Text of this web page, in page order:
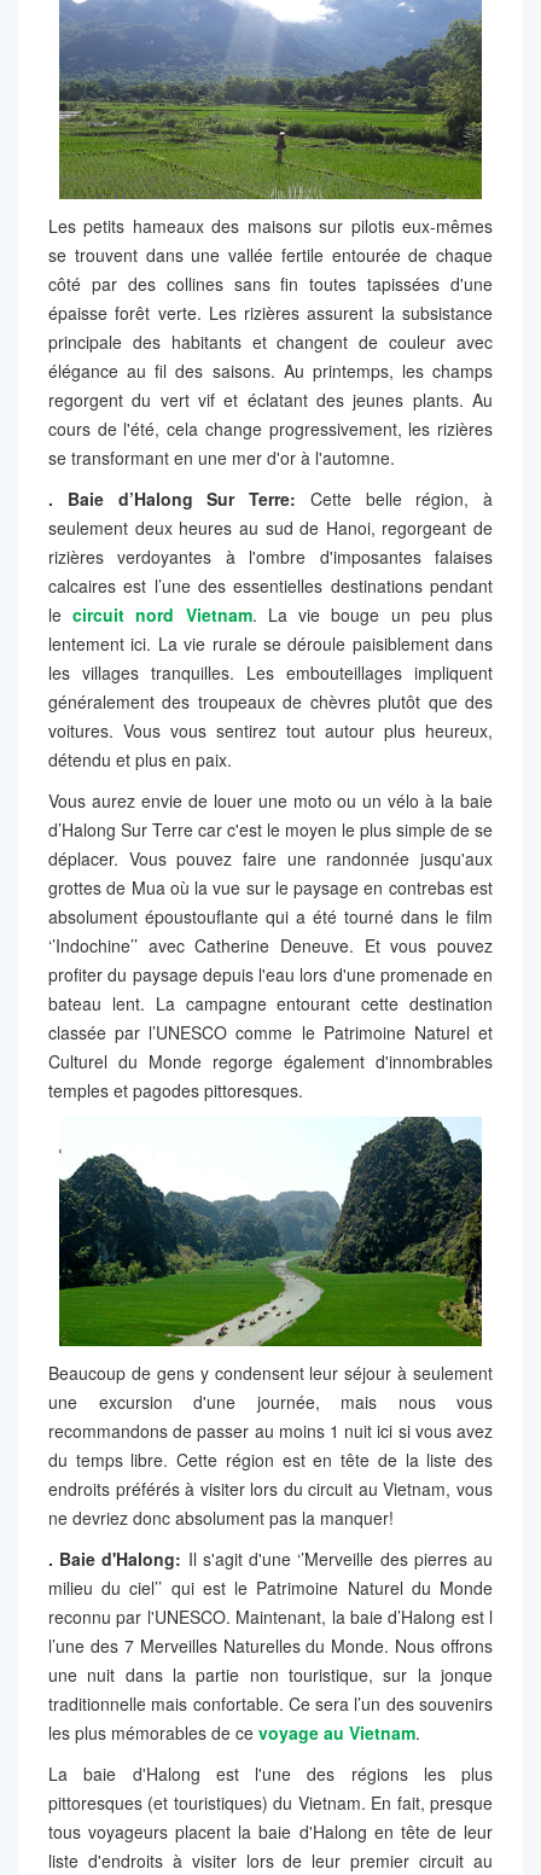
Les petits hameaux des maisons sur pilotis eux-mêmes
se trouvent dans une vallée fertile entourée de chaque
côté par des collines sans fin toutes tapissées d'une
épaisse forêt verte. Les rizières assurent la subsistance
principale des habitants et changent de couleur avec
élégance au fil des saisons. Au printemps, les champs
regorgent du vert vif et éclatant des jeunes plants. Au
cours de l'été, cela change progressivement, les rizières
se transformant en une mer d'or à l'automne.
. Baie d’Halong Sur Terre: Cette belle région, à
seulement deux heures au sud de Hanoi, regorgeant de
rizières verdoyantes à l'ombre d'imposantes falaises
calcaires est l’une des essentielles destinations pendant
lecircuit nord Vietnam. La vie bouge un peu plus
lentement ici. La vie rurale se déroule paisiblement dans
les villages tranquilles. Les embouteillages impliquent
généralement des troupeaux de chèvres plutôt que des
voitures. Vous vous sentirez tout autour plus heureux,
détendu et plus en paix.
Vous aurez envie de louer une moto ou un vélo à la baie
d’Halong Sur Terre car c'est le moyen le plus simple de se
déplacer. Vous pouvez faire une randonnée jusqu'aux
grottes de Mua où la vue sur le paysage en contrebas est
absolument époustouflante qui a été tourné dans le film
‘’Indochine’’ avec Catherine Deneuve. Et vous pouvez
profiter du paysage depuis l'eau lors d'une promenade en
bateau lent. La campagne entourant cette destination
classée par l’UNESCO comme le Patrimoine Naturel et
Culturel du Monde regorge également d'innombrables
temples et pagodes pittoresques.
Beaucoup de gens y condensent leur séjour à seulement
une excursion d'une journée, mais nous vous
recommandons de passer au moins 1 nuit ici si vous avez
du temps libre. Cette région est en tête de la liste des
endroits préférés à visiter lors du circuit au Vietnam, vous
ne devriez donc absolument pas la manquer!
. Baie d'Halong: Il s'agit d'une ‘’Merveille des pierres au
milieu du ciel’’ qui est le Patrimoine Naturel du Monde
reconnu par l'UNESCO. Maintenant, la baie d’Halong est l
l’une des 7 Merveilles Naturelles du Monde. Nous offrons
une nuit dans la partie non touristique, sur la jonque
traditionnelle mais confortable. Ce sera l’un des souvenirs
les plus mémorables de ce voyage au Vietnam.
La baie d'Halong est l'une des régions les plus
pittoresques (et touristiques) du Vietnam. En fait, presque
tous voyageurs placent la baie d'Halong en tête de leur
liste d'endroits à visiter lors de leur premier circuit au